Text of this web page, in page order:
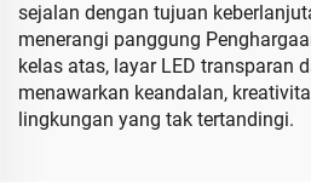
sejalan dengan tujuan
menerangi panggung
kelas atas, layar LED transparan
menawarkan keandalan,
lingkungan yang tak tertandingi.